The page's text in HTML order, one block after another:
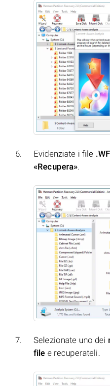
Evidenziate i file
«Recupera».
Selezionate uno dei
file e recuperateli.